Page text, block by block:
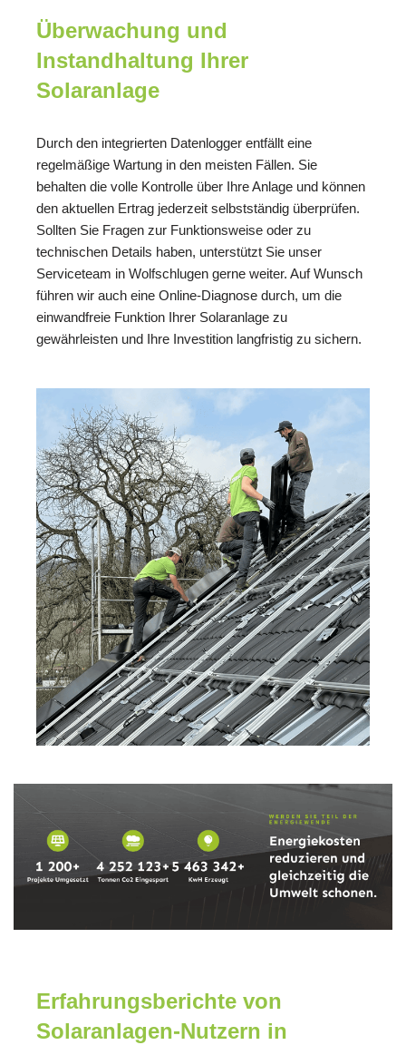
Überwachung und
Instandhaltung Ihrer
Solaranlage
Durch den integrierten Datenlogger entfällt eine
regelmäßige Wartung in den meisten Fällen. Sie
behalten die volle Kontrolle über Ihre Anlage und können
den aktuellen Ertrag jederzeit selbstständig überprüfen.
Sollten Sie Fragen zur Funktionsweise oder zu
technischen Details haben, unterstützt Sie unser
Serviceteam in Wolfschlugen gerne weiter. Auf Wunsch
führen wir auch eine Online-Diagnose durch, um die
einwandfreie Funktion Ihrer Solaranlage zu
gewährleisten und Ihre Investition langfristig zu sichern.
Erfahrungsberichte von
Solaranlagen-Nutzern in